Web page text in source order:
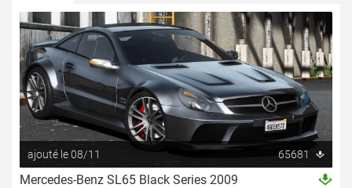
ajouté le 08/11 65681
Mercedes-Benz SL65 Black Series 2009